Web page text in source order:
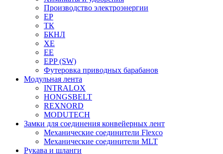
Производство электроэнергии
EP
ТК
БКНЛ
XE
EE
EPP (SW)
Футеровка приводных барабанов
Модульная лента
INTRALOX
HONGSBELT
REXNORD
MODUTECH
Замки для соединения конвейерных лент
Механические соединители Flexco
Механические соединители MLT
Рукава и шланги